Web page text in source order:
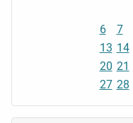
6
7
13 14
20 21
27 28